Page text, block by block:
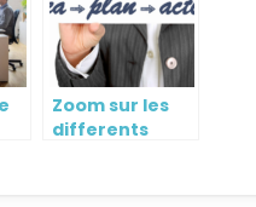
Zoom sur les
differents